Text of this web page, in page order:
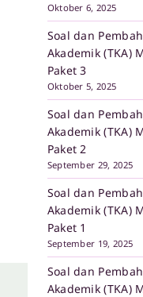
Oktober 6, 2025
Soal dan
Akademik (TKA)
Paket 3
Oktober 5, 2025
Soal dan
Akademik (TKA)
Paket 2
September 29, 2025
Soal dan
Akademik (TKA)
Paket 1
September 19, 2025
Soal dan
Akademik (TKA)